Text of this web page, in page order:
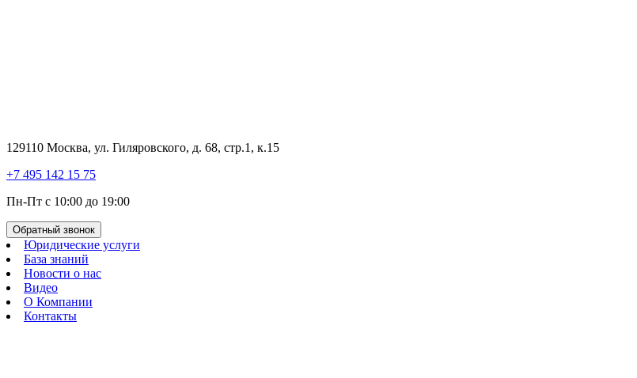
129110 Москва, ул. Гиляровского, д. 68, стр.1, к.15
+7 495 142 15 75
Пн-Пт с 10:00 до 19:00
Обратный звонок
Юридические услуги
База знаний
Новости о нас
Видео
О Компании
Контакты